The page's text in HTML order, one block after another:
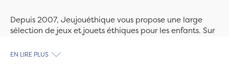
Depuis 2007, Jeujouéthique vous propose une large
sélection de jeux et jouets éthiques pour les enfants. Sur
découvrez le plus grand choix de jouets en bois
EN LIRE PLUS